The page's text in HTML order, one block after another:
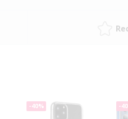
-40% -